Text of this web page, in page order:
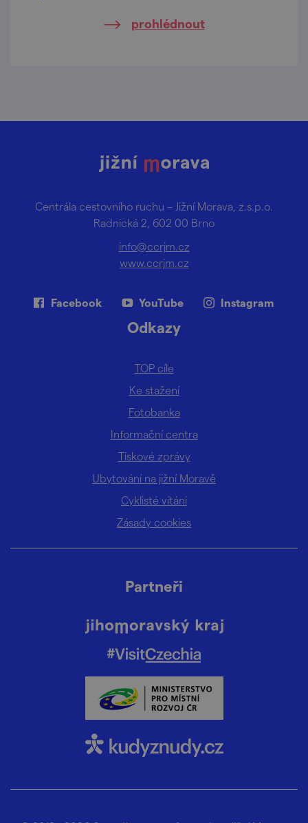
prohlédnout
Centrála cestovního ruchu – Jižní Morava, z.s.p.o.
Radnická 2, 602 00 Brno
info@ccrjm.cz
www.ccrjm.cz
Facebook YouTube Instagram
Odkazy
TOP cíle
Ke stažení
Fotobanka
Informační centra
Tiskové zprávy
Ubytování na jižní Moravě
Cyklisté vítáni
Zásady cookies
Partneři